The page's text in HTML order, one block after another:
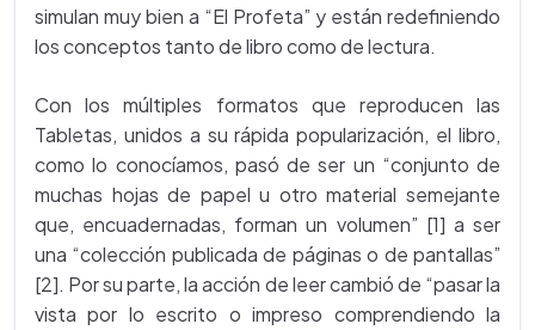
simulan muy bien a “El Profeta” y están redefiniendo
los conceptos tanto de libro como de lectura.
Con los múltiples formatos que reproducen las
Tabletas, unidos a su rápida popularización, el libro,
como lo conocíamos, pasó de ser un “conjunto de
muchas hojas de papel u otro material semejante
que, encuadernadas, forman un volumen” [1] a ser
una “colección publicada de páginas o de pantallas”
[2]. Por su parte, la acción de leer cambió de “pasar la
vista por lo escrito o impreso comprendiendo la